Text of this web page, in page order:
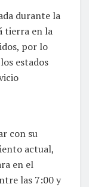
durante la
tierra en la
por lo
estados
con su
actual,
en el
las 7:00 y